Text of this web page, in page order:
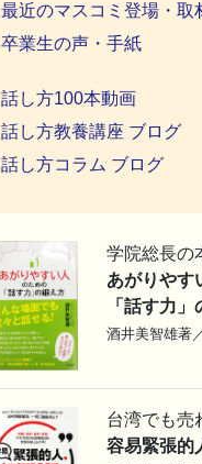
最近のマスコミ登場・取
卒業生の声・手紙
話し方100本動画
話し方教養講座 ブログ
話し方コラム ブログ
学院総長の
あがりやす
「話す力
酒井美智雄著
台湾でも売
容易緊張的